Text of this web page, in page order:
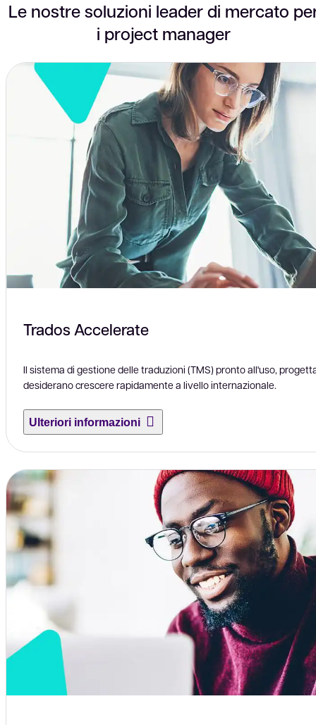
Le nostre soluzioni leader di mercato
i project manager
Trados Accelerate
Il sistema di gestione delle traduzioni (TMS) pronto all'uso,
desiderano crescere rapidamente a livello internazionale.
Ulteriori informazioni